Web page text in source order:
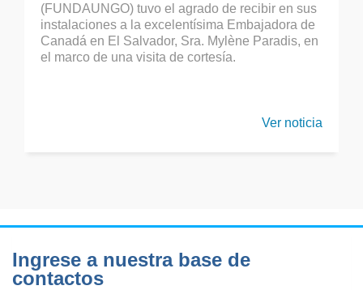
(FUNDAUNGO) tuvo el agrado de recibir en sus
instalaciones a la excelentísima Embajadora de
Canadá en El Salvador, Sra. Mylène Paradis, en
el marco de una visita de cortesía.
Ver noticia
Ingrese a nuestra base de
contactos